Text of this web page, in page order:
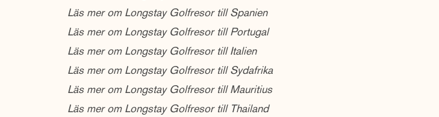
Läs mer om Longstay Golfresor till Spanien
Läs mer om Longstay Golfresor till Portugal
Läs mer om Longstay Golfresor till Italien
Läs mer om Longstay Golfresor till Sydafrika
Läs mer om Longstay Golfresor till Mauritius
Läs mer om Longstay Golfresor till Thailand